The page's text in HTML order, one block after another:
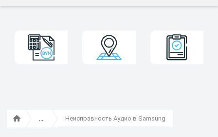
Неисправность Аудио в Samsung